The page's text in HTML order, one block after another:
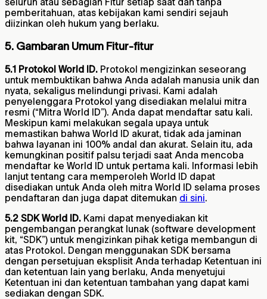
pemberitahuan, atas kebijakan kami sendiri sejauh
diizinkan oleh hukum yang berlaku.
5. Gambaran Umum Fitur-fitur
5.1 Protokol World ID. Protokol mengizinkan seseorang
untuk membuktikan bahwa Anda adalah manusia unik dan
nyata, sekaligus melindungi privasi. Kami adalah
penyelenggara Protokol yang disediakan melalui mitra
resmi (“Mitra World ID”). Anda dapat mendaftar satu kali.
Meskipun kami melakukan segala upaya untuk
memastikan bahwa World ID akurat, tidak ada jaminan
bahwa layanan ini 100% andal dan akurat. Selain itu, ada
kemungkinan positif palsu terjadi saat Anda mencoba
mendaftar ke World ID untuk pertama kali. Informasi lebih
lanjut tentang cara memperoleh World ID dapat
disediakan untuk Anda oleh mitra World ID selama proses
pendaftaran dan juga dapat ditemukan di sini.
5.2 SDK World ID. Kami dapat menyediakan kit
pengembangan perangkat lunak (software development
kit, “SDK”) untuk mengizinkan pihak ketiga membangun di
atas Protokol. Dengan menggunakan SDK bersama
dengan persetujuan eksplisit Anda terhadap Ketentuan ini
dan ketentuan lain yang berlaku, Anda menyetujui
Ketentuan ini dan ketentuan tambahan yang dapat kami
sediakan dengan SDK.